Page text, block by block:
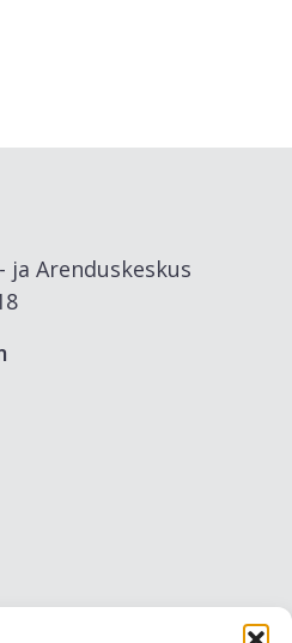
ja Arenduskeskus